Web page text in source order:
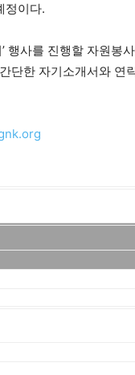
정이다.
행사를 진행할 자원봉
단한 자기소개서와 연